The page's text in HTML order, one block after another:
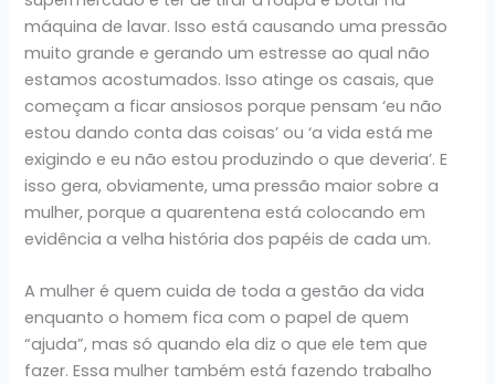
máquina de lavar. Isso está causando uma pressão
muito grande e gerando um estresse ao qual não
estamos acostumados. Isso atinge os casais, que
começam a ficar ansiosos porque pensam ‘eu não
estou dando conta das coisas’ ou ‘a vida está me
exigindo e eu não estou produzindo o que deveria’. E
isso gera, obviamente, uma pressão maior sobre a
mulher, porque a quarentena está colocando em
evidência a velha história dos papéis de cada um.
A mulher é quem cuida de toda a gestão da vida
enquanto o homem fica com o papel de quem
“ajuda”, mas só quando ela diz o que ele tem que
fazer. Essa mulher também está fazendo trabalho